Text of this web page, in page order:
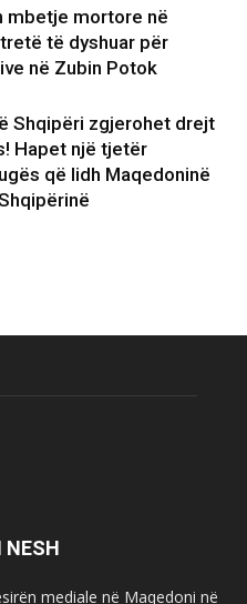
mbetje mortore në
të dyshuar për
në Zubin Potok
Shqipëri zgjerohet drejt
Hapet një tjetër
që lidh Maqedoninë
NESH
mediale në Maqedoni në